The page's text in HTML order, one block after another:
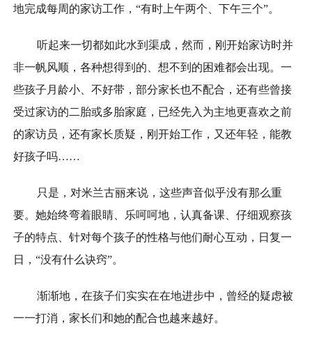
地完成每周的家访工作，“有时上午两个、下午三个”。
听起来一切都如此水到渠成，然而，刚开始家访时并
非一帆风顺，各种想得到的、想不到的困难都会出现。一
些孩子月龄小、不好带，部分家长也不配合，还有些曾接
受过家访的二胎或多胎家庭，已经先入为主地更喜欢之前
的家访员，还有家长质疑，刚开始工作，又还年轻，能教
好孩子吗……
只是，对米兰古丽来说，这些声音似乎没有那么重
要。她始终弯着眼睛、乐呵呵地，认真备课、仔细观察孩
子的特点、针对每个孩子的性格与他们耐心互动，日复一
日，“没有什么诀窍”。
渐渐地，在孩子们实实在在地进步中，曾经的疑虑被
一一打消，家长们和她的配合也越来越好。